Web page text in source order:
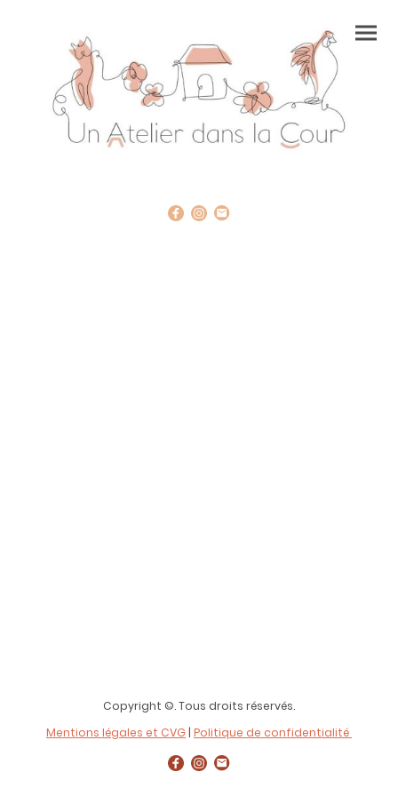
Copyright ©. Tous droits réservés.
Mentions légales et CVG | Politique de confidentialité